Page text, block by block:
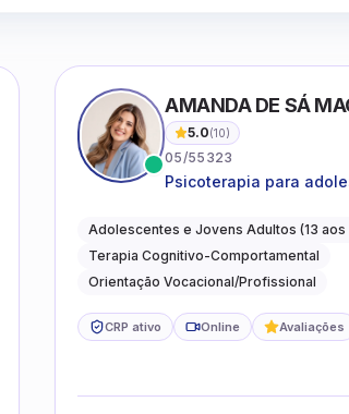
AMANDA DE SÁ
5.0(10)
05/55323
Psicoterapia para
ansiedade, autoestima,
orientação profissional
Adolescentes e Jovens Adultos (13 aos
Terapia Cognitivo-Comportamental
Orientação Vocacional/Profissional
CRP ativo Online Avaliações